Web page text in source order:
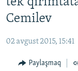
qaytmaq
Qıdıruvğa
CEMİYET
İNSAN AQLARI
VİDEO
Cemilev
02 avgust 2015, 15:41
Paylaşmaq